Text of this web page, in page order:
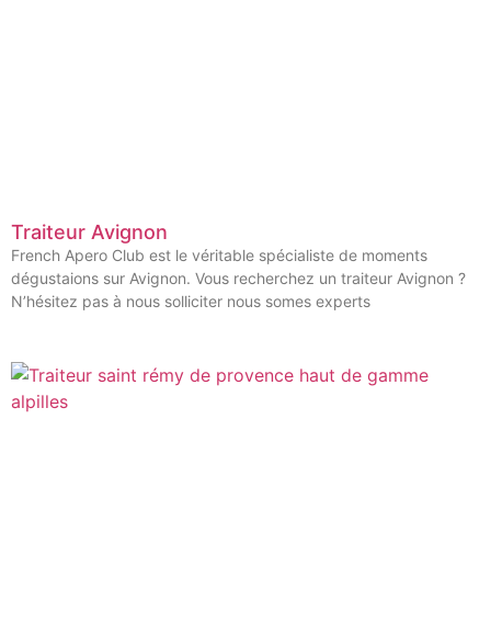
Traiteur Avignon
French Apero Club est le véritable spécialiste de moments
dégustaions sur Avignon. Vous recherchez un traiteur Avignon ?
N’hésitez pas à nous solliciter nous somes experts